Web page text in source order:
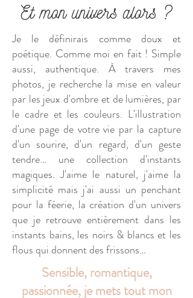
Et mon univers alors ?
Je le définirais comme doux et
poétique. Comme moi en fait ! Simple
aussi, authentique. À travers mes
photos, je recherche la mise en valeur
par les jeux d'ombre et de lumières, par
le cadre et les couleurs. L'illustration
d'une page de votre vie par la capture
d'un sourire, d'un regard, d'un geste
tendre… une collection d'instants
magiques. J'aime le naturel, j'aime la
simplicité mais j'ai aussi un penchant
pour la féerie, la création d'un univers
que je retrouve entièrement dans les
instants bains, les noirs & blancs et les
flous qui donnent des frissons…
Sensible, romantique,
passionnée, je mets tout mon